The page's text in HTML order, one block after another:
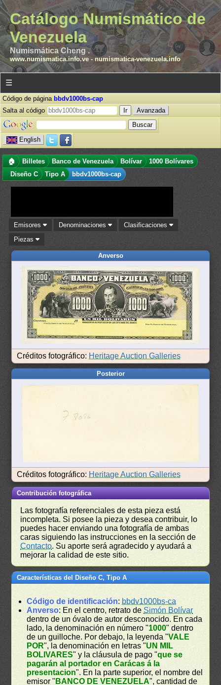
Catálogo Numismático de
Venezuela
Numismática Cheng .
www.numismatica.info.ve- numismatica-venezuela.info
☰
Código de página bbdv1000bs-cap
Salta al código
Avanzada
English
🏠 Billetes Banco de Venezuela Bolívar
1000 Bolívares
Diseño C
Tipo A bbdv1000bs-cap
Emisores Denominaciones
Clasificaciones
Piezas
Anverso
Créditos fotográfico: Heritage Auction Galleries
Posterior
Créditos fotográfico: Heritage Auction Galleries
Contribución fotográfica
Las fotografía referenciales de esta pieza está
incompleta. Si posee la pieza y desea contribuir, lo
puedes hacer enviando una fotografía de ambas
caras siguiendo las instrucciones en la sección de
Contacto. Su aporte será agradecido y ayudará a
mejorar la calidad de este sitio.
Características del Diseño C, Tipo A
Código de identificación: bbdv1000bs-ca
Anverso: En el centro, retrato deSimón Bolívar
dentro de un óvalo de autor desconocido. En cada
lado, la denominación en número "1000" dentro
de un guilloche. Por debajo, la leyenda "VALE
POR", la denominación en letras "UN MIL
BOLIVARES" y la cláusula de pago "que se
pagarán al portador en Carácas á la
presentacion". En la parte superior, el nombre del
emisor " BANCO DE VENEZUELA", cantidad de